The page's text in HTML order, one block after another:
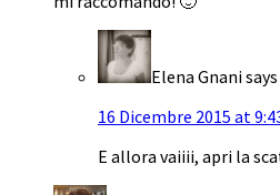
Elena Gnanisays
16 Dicembre 2015 at
E allora vaiiii, apri la